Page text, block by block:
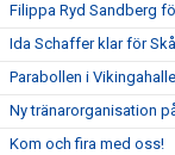
Filippa Ryd Sandberg
Ida Schaffer klar för
Parabollen i
Ny tränarorganisation
Kom och fira med oss!